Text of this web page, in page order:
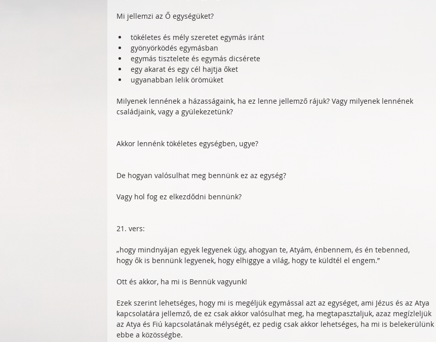
Mi jellemzi az Ő egységüket?
tökéletes és mély szeretet egymás iránt
gyönyörködés egymásban
egymás tisztelete és egymás dicsérete
egy akarat és egy cél hajtja őket
ugyanabban lelik örömüket
Milyenek lennének a házasságaink, ha ez lenne jellemző rájuk? Vagy milyenek lennének
családjaink, vagy a gyülekezetünk?
Akkor lennénk tökéletes egységben, ugye?
De hogyan valósulhat meg bennünk ez az egység?
Vagy hol fog ez elkezdődni bennünk?
21. vers:
„hogy mindnyájan egyek legyenek úgy, ahogyan te, Atyám, énbennem, és én tebenned,
hogy ők is bennünk legyenek, hogy elhiggye a világ, hogy te küldtél el engem.”
Ott és akkor, ha mi is Bennük vagyunk!
Ezek szerint lehetséges, hogy mi is megéljük egymással azt az egységet, ami Jézus és az Atya
kapcsolatára jellemző, de ez csak akkor valósulhat meg, ha megtapasztaljuk, azaz megízleljük
az Atya és Fiú kapcsolatának mélységét, ez pedig csak akkor lehetséges, ha mi is belekerülünk
ebbe a közösségbe.